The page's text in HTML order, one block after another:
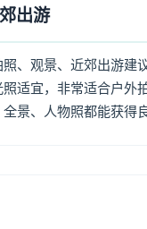
出游
、观景、近郊出游建
适宜，非常适合户
景、人物照都能获得